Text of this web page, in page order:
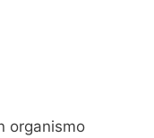
organismo